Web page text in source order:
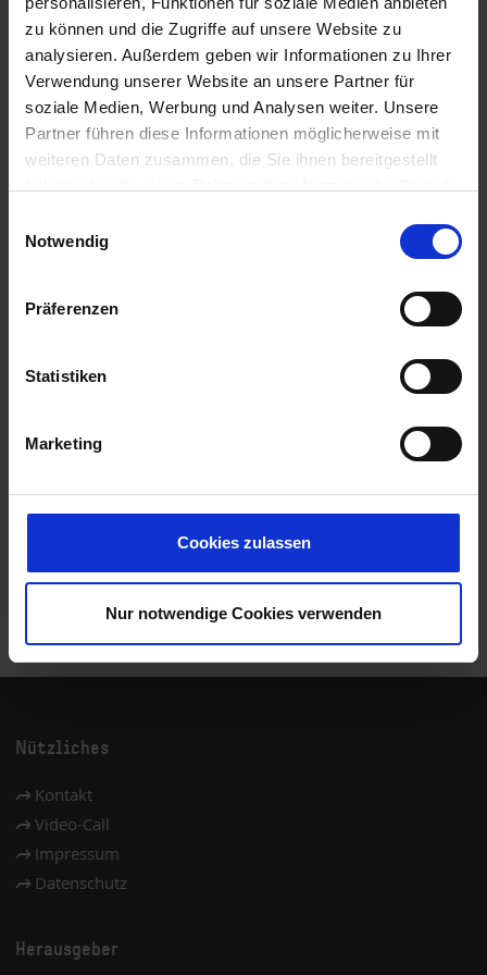
zu können und die Zugriffe auf unsere Website zu
analysieren. Außerdem geben wir Informationen zu Ihrer
Verwendung unserer Website an unsere Partner für
soziale Medien, Werbung und Analysen weiter. Unsere
Partner führen diese Informationen möglicherweise mit
weiteren Daten zusammen, die Sie ihnen bereitgestellt
Notwendig
Präferenzen
Statistiken
Marketing
Cookies zulassen
Nur notwendige Cookies verwenden
kann seine CO2-Emmission durch eine Spende an
unsere Partnerorganisation myclimate kompensieren.
Weitere Informationen
ALLE NEWS ZUM THEMA REISEN
FLUGZIELE AB KÖLN/BONN
SHOPS UND RESTAURANTS
HOTELS AM AIRPORT
Nützliches
Kontakt
Video-Call
Impressum
Datenschutz
Herausgeber